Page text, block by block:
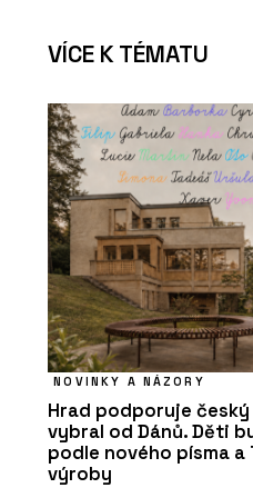
VÍCE K TÉMATU
NOVINKY A NÁZORY
Hrad podporuje
vybral od Dánů. Děti
podle nového písma a
výroby